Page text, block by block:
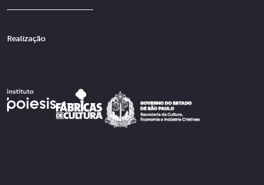
Realização